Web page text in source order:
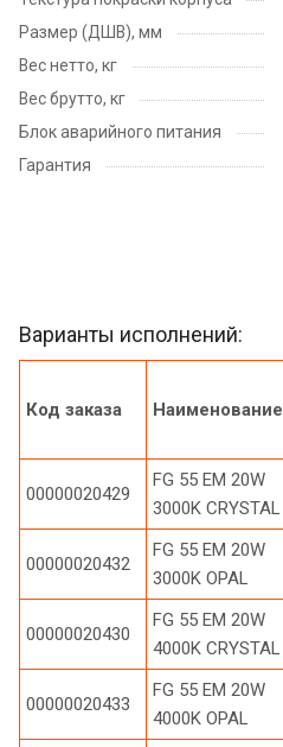
Размер (ДШВ), мм
Вес нетто, кг
Вес брутто, кг
Блок аварийного питания
Гарантия
Варианты исполнений:
Код заказа Наименование
00000020429
FG 55 EM 20W
3000K CRYSTAL
00000020432
FG 55 EM 20W
3000K OPAL
00000020430
FG 55 EM 20W
4000K CRYSTAL
00000020433
FG 55 EM 20W
4000K OPAL